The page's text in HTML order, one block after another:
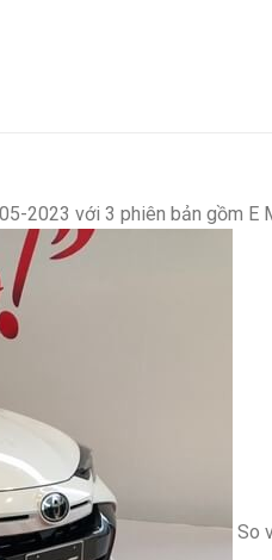
với 3 phiên bản gồm E
So